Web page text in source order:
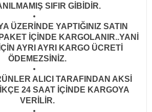
SIFIR GİBİDİR.
ÜZERİNDE YAPTIĞINIZ SATIN
İÇİNDE KARGOLANIR..YANİ
AYRI AYRI KARGO ÜCRETİ
ÖDEMEZSİNİZ.
ALICI TARAFINDAN AKSİ
24 SAAT İÇİNDE KARGOYA
VERİLİR.